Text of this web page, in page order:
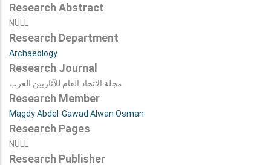
Research Abstract
NULL
Research Department
Archaeology
Research Journal
مجلة الاتحاد العام للآثاريين العرب
Research Member
Magdy Abdel-Gawad Alwan Osman
Research Pages
NULL
Research Publisher